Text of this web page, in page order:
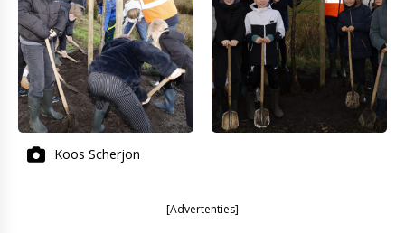
Koos Scherjon
[Advertenties]